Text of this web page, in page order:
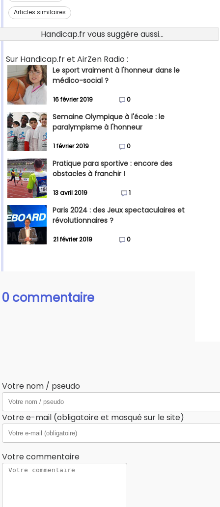
Articles similaires
Handicap.fr vous suggère aussi...
Sur Handicap.fr et AirZen Radio :
Le sport vraiment à l'honneur dans le
médico-social ?
16 février 2019 0
Semaine Olympique à l'école : le
paralympisme à l'honneur
1 février 2019 0
Pratique para sportive : encore des
obstacles à franchir !
13 avril 2019 1
Paris 2024 : des Jeux spectaculaires et
révolutionnaires ?
21 février 2019 0
0 commentaire
Votre nom / pseudo
Votre e-mail (obligatoire et masqué sur le site)
Votre commentaire